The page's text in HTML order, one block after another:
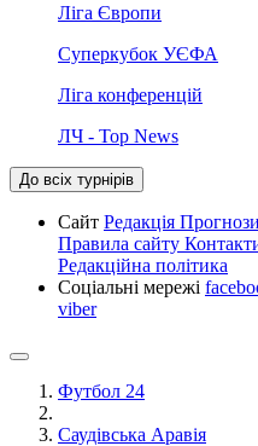
Ліга Європи
Суперкубок УЄФА
Ліга конференцій
ЛЧ - Top News
До всіх турнірів
Сайт Редакція Прогнози
Правила сайту
Редакційна політика
Соціальні мережі
viber
Футбол 24
Саудівська Аравія